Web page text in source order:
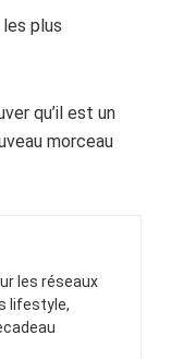
les plus
qu’il est un
morceau
les réseaux
lifestyle,